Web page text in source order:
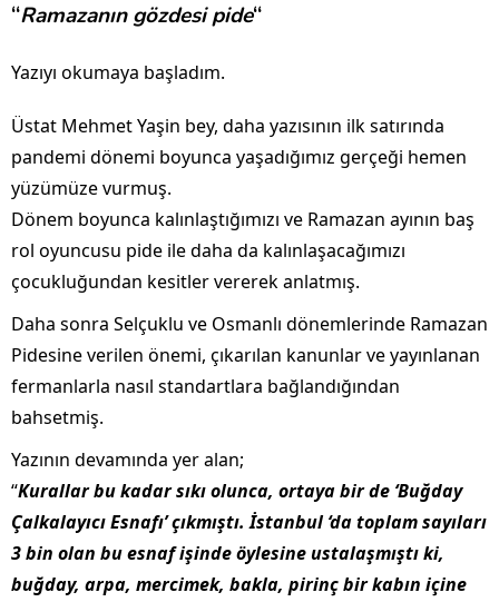
“Ramazanın gözdesi pide“
Yazıyı okumaya başladım.
Üstat Mehmet Yaşin bey, daha yazısının ilk satırında
pandemi dönemi boyunca yaşadığımız gerçeği hemen
yüzümüze vurmuş.
Dönem boyunca kalınlaştığımızı ve Ramazan ayının baş
rol oyuncusu pide ile daha da kalınlaşacağımızı
çocukluğundan kesitler vererek anlatmış.
Daha sonra Selçuklu ve Osmanlı dönemlerinde Ramazan
Pidesine verilen önemi, çıkarılan kanunlar ve yayınlanan
fermanlarla nasıl standartlara bağlandığından
bahsetmiş.
Yazının devamında yer alan;
“Kurallar bu kadar sıkı olunca, ortaya bir de ‘Buğday
Çalkalayıcı Esnafı’ çıkmıştı. İstanbul ‘da toplam sayıları
3 bin olan bu esnaf işinde öylesineustalaşmıştı ki,
buğday, arpa, mercimek, bakla, pirinç bir kabın içine